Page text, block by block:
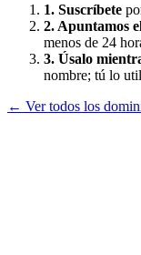
1. Suscríbete
2. Apuntamos
menos de 24
3. Úsalo
nombre; tú lo
← Ver todos los